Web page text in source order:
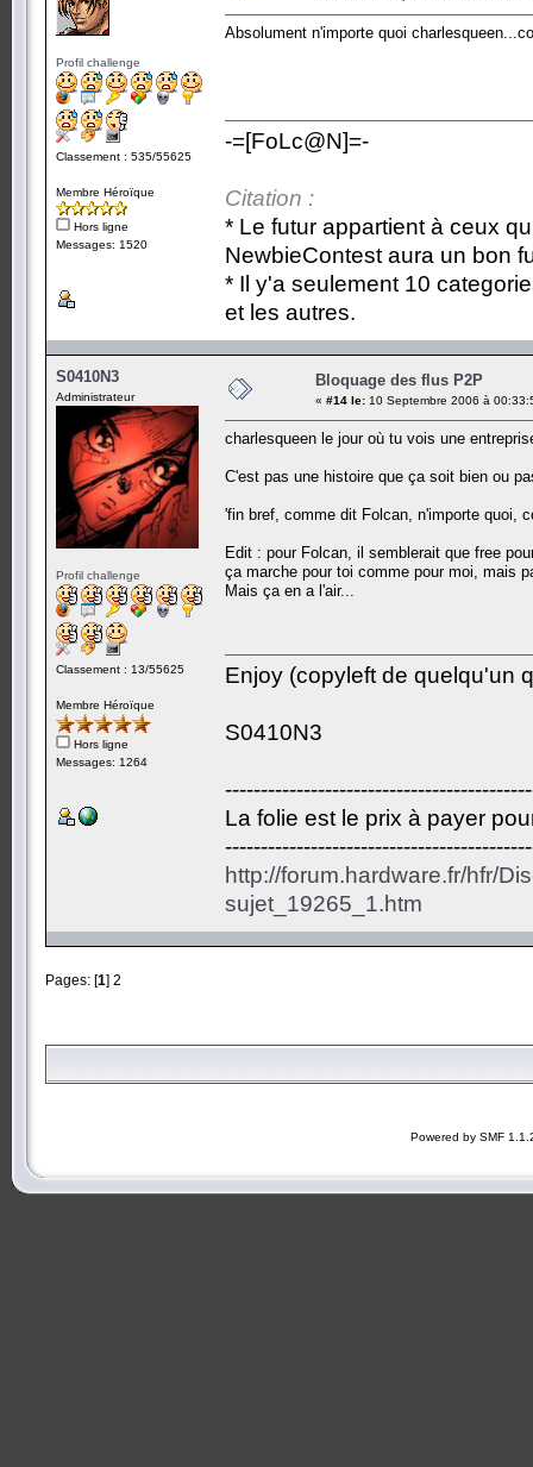
Profil challenge
Classement : 535/55625
Membre Héroïque
Hors ligne
Messages: 1520
Absolument n'importe quoi
-=[FoLc@N]=-
Citation :
* Le futur appartient à ceux
NewbieContest aura un bon
* Il y'a seulement 10
et les autres.
S0410N3
Administrateur
Profil challenge
Classement : 13/55625
Membre Héroïque
Hors ligne
Messages: 1264
Bloquage des flus P2P
« #14 le: 10 Septembre 2006 à
charlesqueen le jour où tu vois une
C'est pas une histoire que ça soit bien ou
'fin bref, comme dit Folcan, n'importe quoi,
Edit : pour Folcan, il semblerait que free
ça marche pour toi comme pour moi, mais
Mais ça en a l'air...
Enjoy (copyleft de quelqu'un
S0410N3
La folie est le prix à payer
http://forum.hardware.fr/hfr/
sujet_19265_1.htm
Pages: [1] 2
Powered by SMF